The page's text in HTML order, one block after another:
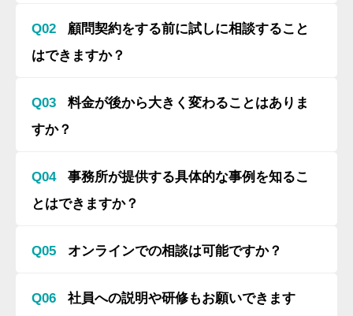
Q02
顧問契約をする前に試しに相談すること
はできますか？
Q03
料金が後から大きく変わることはありま
すか？
Q04
事務所が提供する具体的な事例を知るこ
とはできますか？
Q05 オンラインでの相談は可能ですか？
Q06
社員への説明や研修もお願いできます